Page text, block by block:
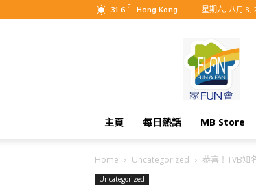
31.6 C Hong Kong 星期六, 八月 8,
主頁 每日熱話 MB Store
Home Uncategorized 恭喜！TVB知
Uncategorized